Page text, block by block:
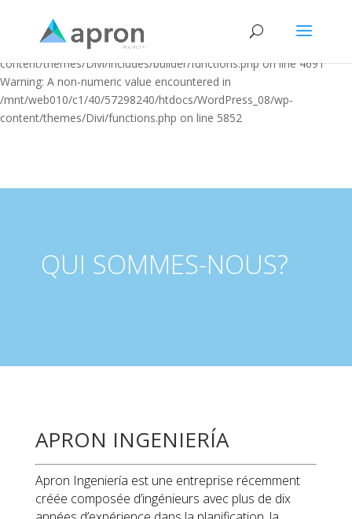
mean to use "continue 2"? in
/mnt/web010/c1/40/57298240/htdocs/WordPress_08/wp-
content/themes/Divi/includes/builder/functions.php on line 4691
Warning: A non-numeric value encountered in
/mnt/web010/c1/40/57298240/htdocs/WordPress_08/wp-
content/themes/Divi/functions.php on line 5852
QUI SOMMES-NOUS?
APRON INGENIERÍA
Apron Ingeniería est une entreprise récemment
créée composée d’ingénieurs avec plus de dix